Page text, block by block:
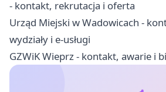
- kontakt, rekrutacja i oferta
Urząd Miejski w Wadowicach -
wydziały i e-usługi
GZWiK Wieprz - kontakt, awarie i